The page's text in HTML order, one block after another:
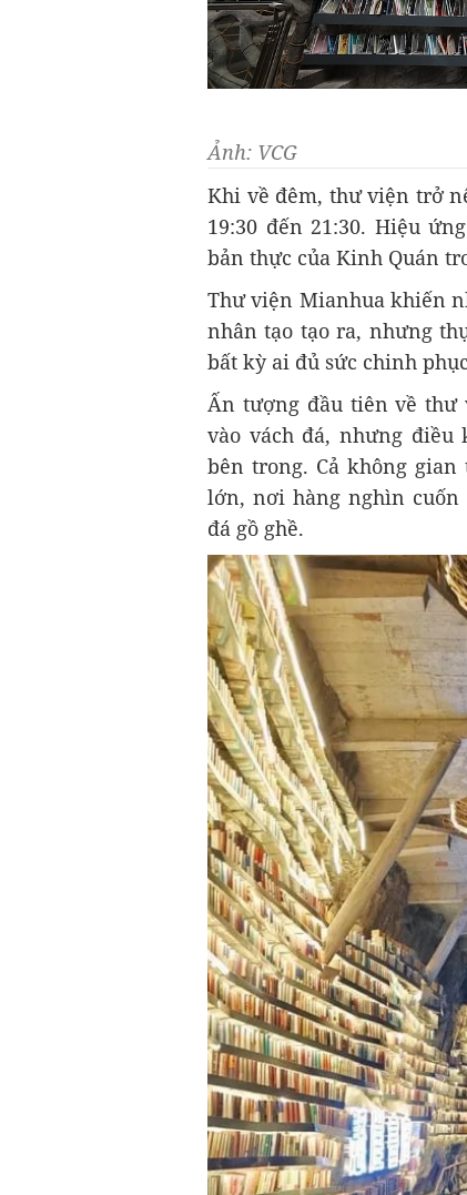
Ảnh: VCG
Khi về đêm, thư viện trở
19:30 đến 21:30. Hiệu
bản thực của Kinh Quán
Thư viện Mianhua khiến
nhân tạo tạo ra, nhưng
bất kỳ ai đủ sức chinh
Ấn tượng đầu tiên về
vào vách đá, nhưng
bên trong. Cả không
lớn, nơi hàng nghìn cuốn
đá gồ ghề.